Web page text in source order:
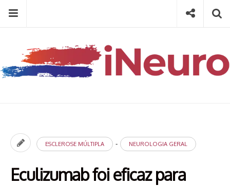
content
Menu
then
press
Type your search keyword, and press enter to search
Social
ESCLEROSE MÚLTIPLA - NEUROLOGIA GERAL
Eculizumab foi eficaz para